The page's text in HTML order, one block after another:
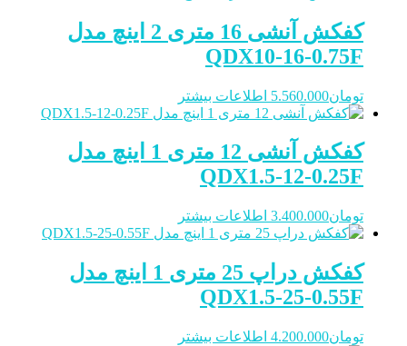
کفکش آنشی 16 متری 2 اینچ مدل
QDX10-16-0.75F
تومان5.560.000 اطلاعات بیشتر
کفکش آنشی 12 متری 1 اینچ مدل
QDX1.5-12-0.25F
تومان3.400.000 اطلاعات بیشتر
کفکش دراپ 25 متری 1 اینچ مدل
QDX1.5-25-0.55F
تومان4.200.000 اطلاعات بیشتر